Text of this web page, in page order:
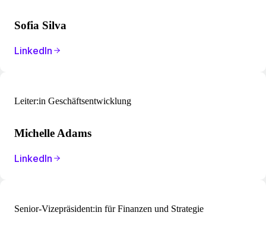
Sofia Silva
LinkedIn
Leiter:in Geschäftsentwicklung
Michelle Adams
LinkedIn
Senior-Vizepräsident:in für Finanzen und Strategie